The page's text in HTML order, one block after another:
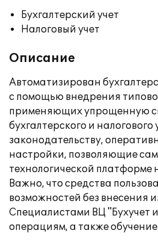
Бухгалтерский учет
Налоговый учет
Описание
Автоматизирован
с помощью внедрения
применяющих упрощенную
бухгалтерского и
законодательству,
настройки, позволяющие
технологической платформе
Важно, что средства
возможностей без внесения
Специалистами ВЦ "Бухучет
операциям, а также